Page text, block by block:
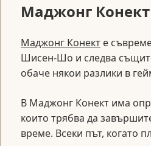
Маджонг Конект
Маджонг Конект е
Шисен-Шо и следва
обаче някои разлики в
В Маджонг Конект има
които трябва да
време. Всеки път, когато